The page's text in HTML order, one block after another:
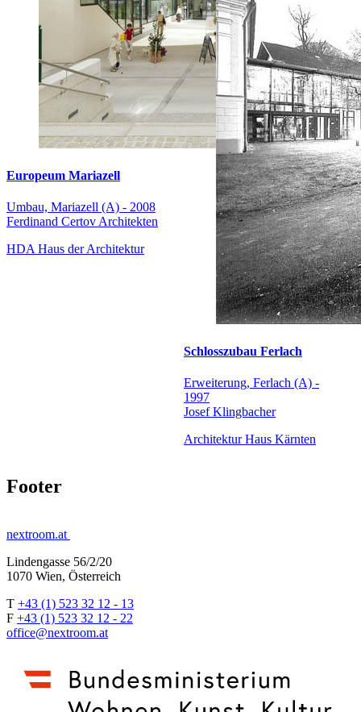
Europeum Mariazell
Umbau, Mariazell (A) - 2008
Ferdinand Certov Architekten
HDA Haus der Architektur
Schlosszubau Ferlach
Erweiterung, Ferlach (A) -
1997
Josef Klingbacher
Architektur Haus Kärnten
Footer
nextroom.at
Lindengasse 56/2/20
1070 Wien, Österreich
T +43 (1) 523 32 12 - 13
F +43 (1) 523 32 12 - 22
office@nextroom.at